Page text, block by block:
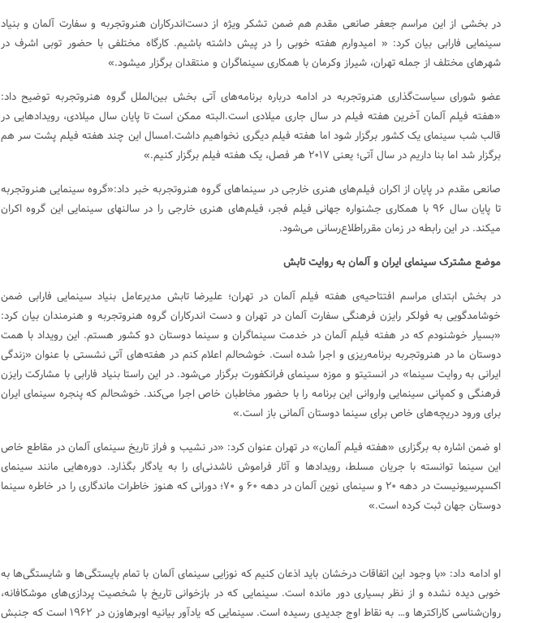
در بخشی از این مراسم جعفر صانعی مقدم هم ضمن تشکر ویژه از دست‌اندرکاران هنروتجربه و سفارت آلمان و بنیاد
سینمایی فارابی بیان کرد: « امیدوارم هفته خوبی را در پیش داشته باشیم. کارگاه مختلفی با حضور توبی اشرف در
شهرهای مختلف از جمله تهران، شیراز وکرمان با همکاری سینماگران و منتقدان برگزار می‎شود.»
عضو شورای سیاست‌گذاری هنروتجربه در ادامه درباره برنامه‌های آتی بخش بین‌الملل گروه هنروتجربه توضیح داد:
«هفته فیلم آلمان آخرین هفته فیلم در سال جاری میلادی است.البته ممکن است تا پایان سال میلادی، رویدادهایی در
قالب شب سینمای یک کشور برگزار شود اما هفته فیلم دیگری نخواهیم داشت.امسال این چند هفته فیلم پشت سر هم
برگزار شد اما بنا داریم در سال آتی؛ یعنی ۲۰۱۷ هر فصل، یک هفته فیلم برگزار کنیم.»
صانعی مقدم در پایان از اکران فیلم‌های هنری خارجی در سینماهای گروه هنروتجربه خبر داد:«گروه سینمایی هنروتجربه
تا پایان سال ۹۶ با همکاری جشنواره جهانی فیلم فجر، فیلم‌های هنری خارجی را در سالن‎های سینمایی این گروه اکران
می‎کند. در این رابطه در زمان مقرراطلاع‌رسانی می‌شود.
موضع مشترک سینمای ایران و آلمان به روایت تابش
در بخش ابتدای مراسم افتتاحیه‌ی هفته فیلم آلمان در تهران؛ علیرضا تابش مدیرعامل بنیاد سینمایی فارابی ضمن
خوشامدگویی به فولکر رایزن فرهنگی سفارت آلمان در تهران و دست اندرکاران گروه هنروتجربه و هنرمندان بیان کرد:
«بسیار خوشنودم که در هفته فیلم آلمان در خدمت سینماگران و سینما دوستان دو کشور هستم. این رویداد با همت
دوستان ما در هنروتجربه برنامه‌ریزی و اجرا شده‌ است. خوشحالم اعلام کنم در هفته‌های آتی نشستی با عنوان «زندگی
ایرانی به روایت سینما» در انستیتو و موزه سینمای فرانکفورت برگزار می‌شود. در این راستا بنیاد فارابی با مشارکت رایزن
فرهنگی و کمپانی سینمایی واروانی این برنامه را با حضور مخاطبان خاص اجرا می‌کند. خوشحالم که پنجره سینمای ایران
برای ورود دریچه‌های خاص برای سینما دوستان آلمانی باز است.»
او ضمن اشاره به برگزاری «هفته فیلم آلمان» در تهران عنوان کرد: «در نشیب و فراز تاریخ سینمای آلمان در مقاطع خاص
این سینما توانسته با جریان مسلط، رویدادها و آثار فراموش ناشدنی‌ای را به یادگار بگذارد. دوره‌هایی مانند سینمای
اکسپرسیونیست در دهه ۲۰ و سینمای نوین آلمان در دهه ۶۰ و ۷۰؛ دورانی که هنوز خاطرات ماندگاری را در خاطره سینما
دوستان جهان ثبت کرده است.»
او ادامه داد: «با وجود این اتفاقات درخشان باید اذعان کنیم که نوزایی سینمای آلمان با تمام بایستگی‌ها و شایستگی‌ها به
خوبی دیده نشده و از نظر بسیاری دور مانده است. سینمایی که در بازخوانی تاریخ با شخصیت پردازی‌های موشکافانه،
روان‌شناسی کاراکترها و… به نقاط اوج جدیدی رسیده است. سینمایی که یادآور بیانیه اوبرهاوزن در ۱۹۶۲ است که جنبش